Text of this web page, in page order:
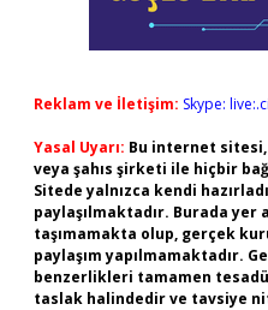
Reklam ve İletişim: Skype:
Yasal Uyarı: Bu internet
veya şahıs şirketi ile hiçbir
Sitede yalnızca kendi
paylaşılmaktadır. Burada
taşımamakta olup, gerçek
paylaşım yapılmamaktadır.
benzerlikleri tamamen
taslak halindedir ve tavsiye